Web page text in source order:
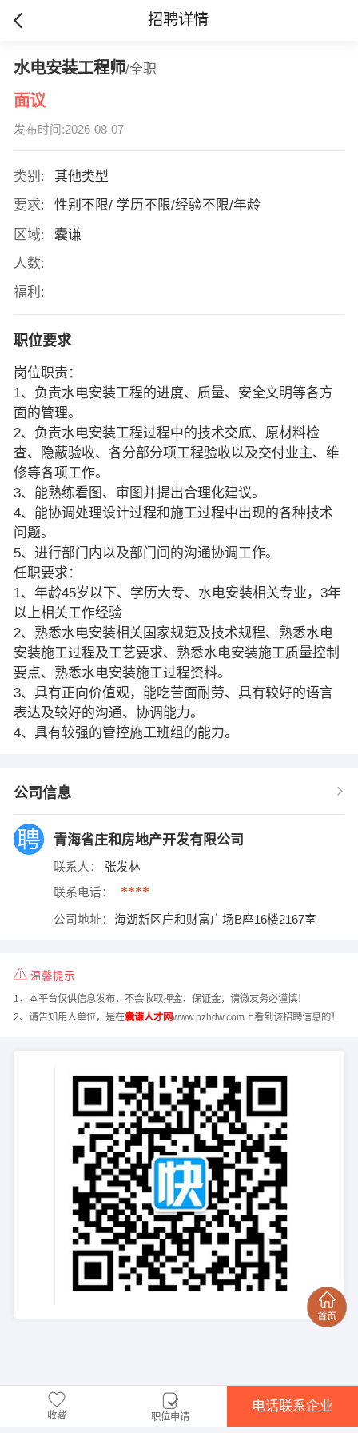
招聘详情
水电安装工程师/全职
面议
发布时间:2026-08-07
类别:
其他类型
要求:
性别不限/ 学历不限/经验不限/年龄
区域:
囊谦
人数:
福利:
职位要求
岗位职责：
1、负责水电安装工程的进度、质量、安全文明等各方
面的管理。
2、负责水电安装工程过程中的技术交底、原材料检
查、隐蔽验收、各分部分项工程验收以及交付业主、维
修等各项工作。
3、能熟练看图、审图并提出合理化建议。
4、能协调处理设计过程和施工过程中出现的各种技术
问题。
5、进行部门内以及部门间的沟通协调工作。
任职要求：
1、年龄45岁以下、学历大专、水电安装相关专业，3年
以上相关工作经验
2、熟悉水电安装相关国家规范及技术规程、熟悉水电
安装施工过程及工艺要求、熟悉水电安装施工质量控制
要点、熟悉水电安装施工过程资料。
3、具有正向价值观，能吃苦面耐劳、具有较好的语言
表达及较好的沟通、协调能力。
4、具有较强的管控施工班组的能力。
公司信息
青海省庄和房地产开发有限公司
联系人： 张发林
联系电话： ****
公司地址： 海湖新区庄和财富广场B座16楼2167室
温馨提示
1、本平台仅供信息发布，不会收取押金、保证金，请微友务必谨慎！
2、请告知用人单位，是在囊谦人才网www.pzhdw.com上看到该招聘信息的！
收藏 职位申请
电话联系企业